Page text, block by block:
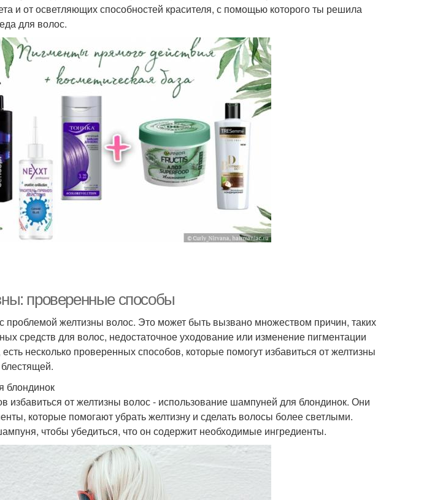
и от осветляющих способностей красителя, с помощью которого ты решила
для волос.
проверенные способы
проблемой желтизны волос. Это может быть вызвано множеством причин, таких
средств для волос, недостаточное уходование или изменение пигментации
несколько проверенных способов, которые помогут избавиться от желтизны
блондинок
избавиться от желтизны волос - использование шампуней для блондинок. Они
которые помогают убрать желтизну и сделать волосы более светлыми.
чтобы убедиться, что он содержит необходимые ингредиенты.